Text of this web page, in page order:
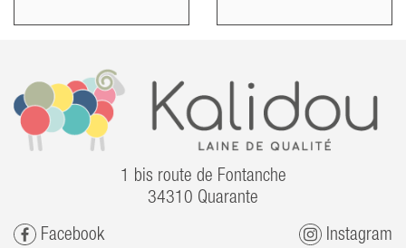
1 bis route de Fontanche
34310 Quarante
Facebook Instagram